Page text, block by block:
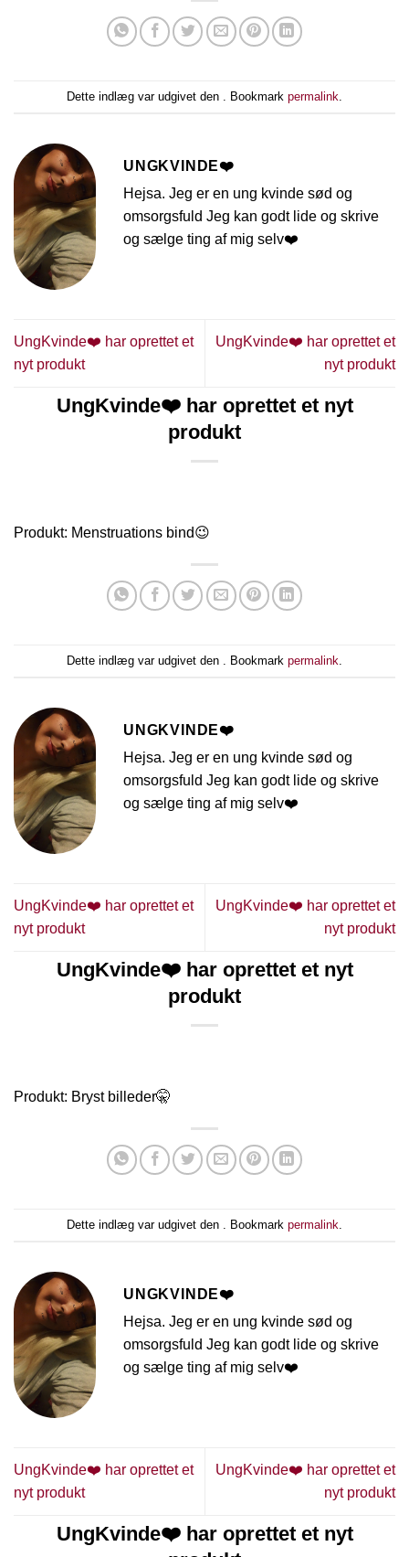
Dette indlæg var udgivet den . Bookmark permalink
UNGKVINDE❤️
Hejsa. Jeg er en ung kvinde sød og
omsorgsfuld Jeg kan godt lide og skrive
og sælge ting af mig selv❤️
UngKvinde❤️ har oprettet et
nyt produkt
UngKvinde❤️ har oprettet et
nyt produkt
UngKvinde❤️ har oprettet et nyt
produkt
Produkt: Menstruations bind😉
Dette indlæg var udgivet den . Bookmark permalink
UNGKVINDE❤️
Hejsa. Jeg er en ung kvinde sød og
omsorgsfuld Jeg kan godt lide og skrive
og sælge ting af mig selv❤️
UngKvinde❤️ har oprettet et
nyt produkt
UngKvinde❤️ har oprettet et
nyt produkt
UngKvinde❤️ har oprettet et nyt
produkt
Produkt: Bryst billeder🤫
Dette indlæg var udgivet den . Bookmark permalink
UNGKVINDE❤️
Hejsa. Jeg er en ung kvinde sød og
omsorgsfuld Jeg kan godt lide og skrive
og sælge ting af mig selv❤️
UngKvinde❤️ har oprettet et
nyt produkt
UngKvinde❤️ har oprettet et
nyt produkt
UngKvinde❤️ har oprettet et nyt